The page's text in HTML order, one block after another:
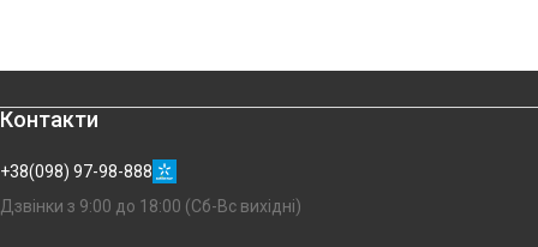
Контакти
+38(098) 97-98-888
Дзвінки з 9:00 до 18:00 (Сб-Вс вихідні)